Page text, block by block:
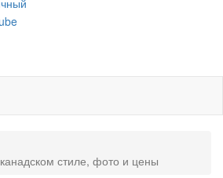
стиле, фото и цены